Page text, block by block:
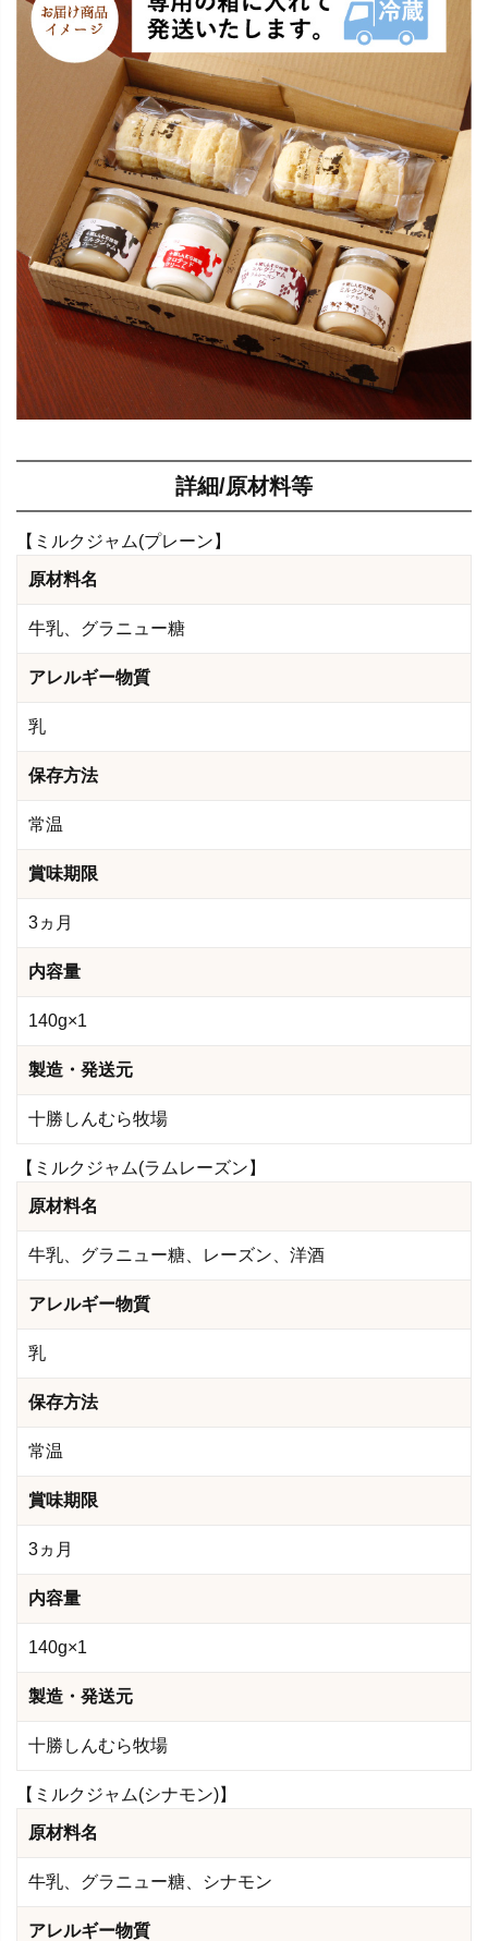
詳細/原材料等
【ミルクジャム(プレーン】
原材料名
牛乳、グラニュー糖
アレルギー物質
乳
保存方法
常温
賞味期限
3ヵ月
内容量
140g×1
製造・発送元
十勝しんむら牧場
【ミルクジャム(ラムレーズン】
原材料名
牛乳、グラニュー糖、レーズン、洋酒
アレルギー物質
乳
保存方法
常温
賞味期限
3ヵ月
内容量
140g×1
製造・発送元
十勝しんむら牧場
【ミルクジャム(シナモン)】
原材料名
牛乳、グラニュー糖、シナモン
アレルギー物質